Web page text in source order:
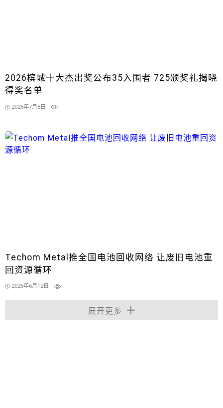
2026槟城十大杰出奖公布35入围者 725颁奖礼揭晓
得奖名单
2026年7月8日
Techom Metal推全国电池回收网络 让废旧电池重
回资源循环
2026年6月12日
展开更多